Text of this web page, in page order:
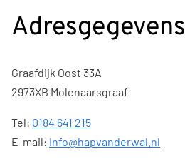
Adresgegevens
Graafdijk Oost 33A
2973XB Molenaarsgraaf
Tel: 0184 641 215
E-mail: info@hapvanderwal.nl